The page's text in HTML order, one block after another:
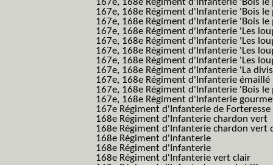
167e, 168e Régiment d'Infanterie 'Bois
167e, 168e Régiment d'Infanterie 'Bois
167e, 168e Régiment d'Infanterie 'Bois
167e, 168e Régiment d'Infanterie 'Les
167e, 168e Régiment d'Infanterie 'Les
167e, 168e Régiment d'Infanterie 'Les
167e, 168e Régiment d'Infanterie 'Les
167e, 168e Régiment d'Infanterie 'La
167e, 168e Régiment d'Infanterie émaillé
167e, 168e Régiment d'Infanterie 'Bois
167e, 168e Régiment d'Infanterie
167e Régiment d'Infanterie de
168e Régiment d'Infanterie chardon vert
168e Régiment d'Infanterie chardon vert
168e Régiment d'Infanterie
168e Régiment d'Infanterie
168e Régiment d'Infanterie vert clair